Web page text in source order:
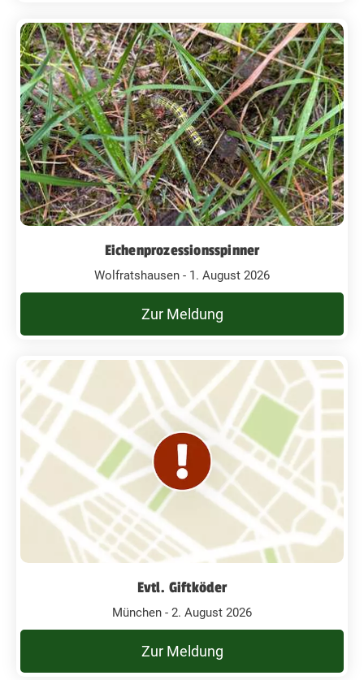
Eichenprozessionsspinner
Wolfratshausen - 1. August 2026
Zur Meldung
Evtl. Giftköder
München - 2. August 2026
Zur Meldung